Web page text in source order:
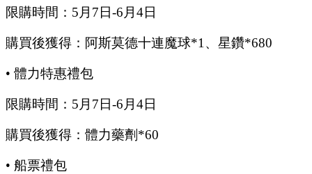
限購時間： 5 月 7 日-6 月 4日
購買後獲得：阿斯莫德十連魔球*1、星鑽*680
• 體力特惠禮包
限購時間： 5 月 7 日-6 月 4日
購買後獲得：體力藥劑 *60
• 船票禮包